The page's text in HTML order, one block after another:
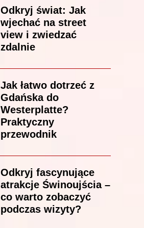
Odkryj świat: Jak
wjechać na street
view i zwiedzać
zdalnie
Jak łatwo dotrzeć z
Gdańska do
Westerplatte?
Praktyczny
przewodnik
Odkryj fascynujące
atrakcje Świnoujścia –
co warto zobaczyć
podczas wizyty?